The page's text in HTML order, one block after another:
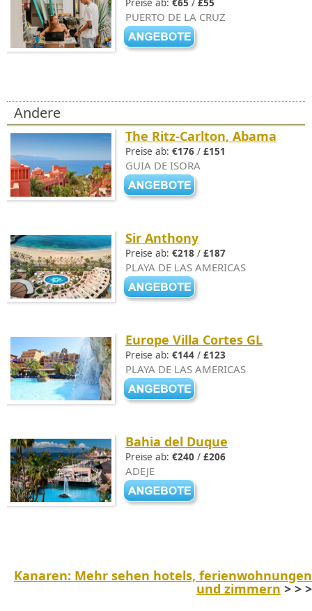
Preise ab: €65 / £55
PUERTO DE LA CRUZ
Andere
The Ritz-Carlton, Abama
Preise ab: €176 / £151
GUIA DE ISORA
Sir Anthony
Preise ab: €218 / £187
PLAYA DE LAS AMERICAS
Europe Villa Cortes GL
Preise ab: €144 / £123
PLAYA DE LAS AMERICAS
Bahia del Duque
Preise ab: €240 / £206
ADEJE
Kanaren: Mehr sehen hotels, ferienwohnungen
und zimmern > > >